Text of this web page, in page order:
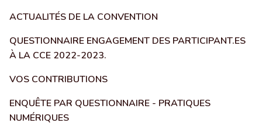
ACTUALITÉS DE LA CONVENTION
QUESTIONNAIRE ENGAGEMENT DES PARTICIPANT.ES
À LA CCE 2022-2023.
VOS CONTRIBUTIONS
ENQUÊTE PAR QUESTIONNAIRE - PRATIQUES
NUMÉRIQUES